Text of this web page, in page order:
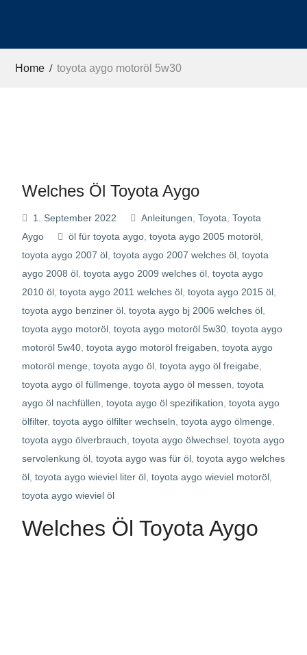
Home toyota aygo motoröl 5w30
Welches Öl Toyota Aygo
1. September 2022 Anleitungen Toyota Toyota
Aygo
öl für toyota aygo, toyota aygo 2005 motoröl,
toyota aygo 2007 öl, toyota aygo 2007 welches öl, toyota
aygo 2008 öl, toyota aygo 2009 welches öl, toyota aygo
2010 öl, toyota aygo 2011 welches öl, toyota aygo 2015 öl,
toyota aygo benziner öl, toyota aygo bj 2006 welches öl,
toyota aygo motoröl, toyota aygo motoröl 5w30, toyota aygo
motoröl 5w40, toyota aygo motoröl freigaben toyota aygo
motoröl menge toyota aygo öl, toyota aygo öl freigabe
toyota aygo öl füllmenge toyota aygo öl messen toyota
aygo öl nachfüllen toyota aygo öl spezifikation toyota aygo
ölfilter, toyota aygo ölfilter wechseln toyota aygo ölmenge
toyota aygo ölverbrauch toyota aygo ölwechsel, toyota aygo
servolenkung öl, toyota aygo was für öl, toyota aygo welches
öl, toyota aygo wieviel liter öl, toyota aygo wieviel motoröl,
toyota aygo wieviel öl
Welches Öl Toyota Aygo